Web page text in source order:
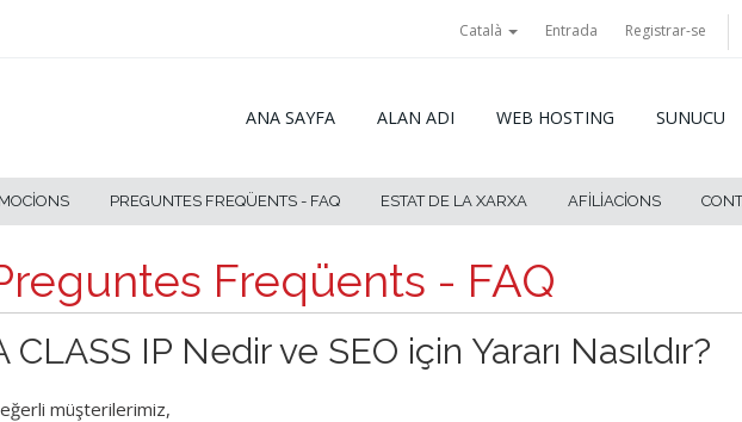
Català Entrada Registrar-se
ANA SAYFA ALAN ADI WEB HOSTING SUNUCU
PREGUNTES FREQÜENTS - FAQ ESTAT DE LA XARXA AFILIACIONS
Freqüents - FAQ
CLASS IP Nedir ve SEO için Yararı Nasıldır?
müşterilerimiz,